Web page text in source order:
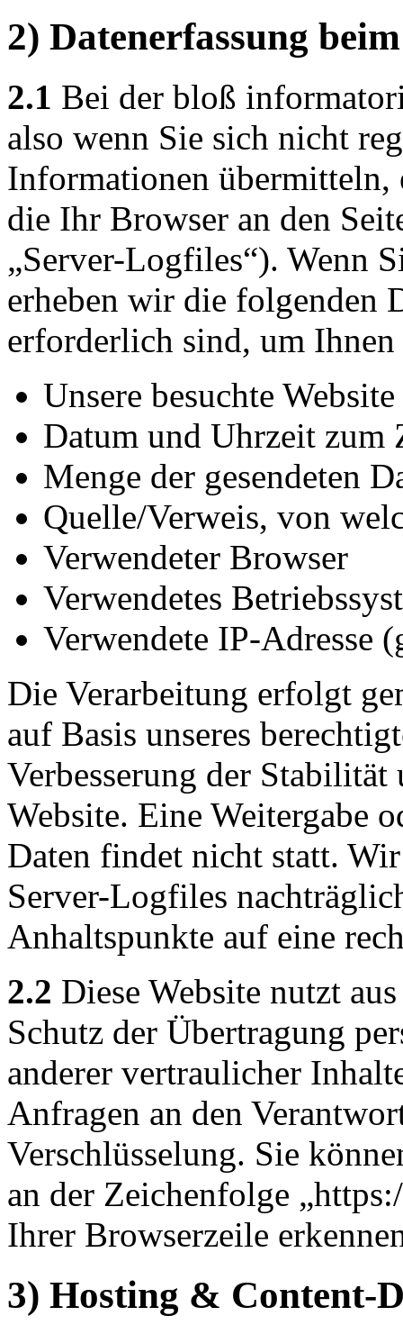
2) Datenerfassung
2.1 Bei der bloß
also wenn Sie sich nicht
Informationen übermitteln,
die Ihr Browser an den
„Server-Logfiles“). Wenn
erheben wir die folgenden
erforderlich sind, um Ihnen
Unsere besuchte Website
Datum und Uhrzeit zum
Menge der gesendeten
Quelle/Verweis, von
Verwendeter Browser
Verwendetes
Verwendete IP-Adresse
Die Verarbeitung erfolgt
auf Basis unseres
Verbesserung der
Website. Eine Weitergabe
Daten findet nicht statt.
Server-Logfiles
Anhaltspunkte auf eine
2.2 Diese Website nutzt
Schutz der Übertragung
anderer vertraulicher
Anfragen an den
Verschlüsselung. Sie
an der Zeichenfolge
Ihrer Browserzeile
3) Hosting & Content-